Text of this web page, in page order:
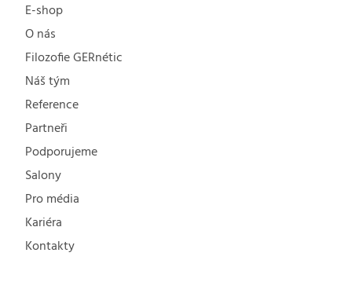
E-shop
O nás
Filozofie GERnétic
Náš tým
Reference
Partneři
Podporujeme
Salony
Pro média
Kariéra
Kontakty